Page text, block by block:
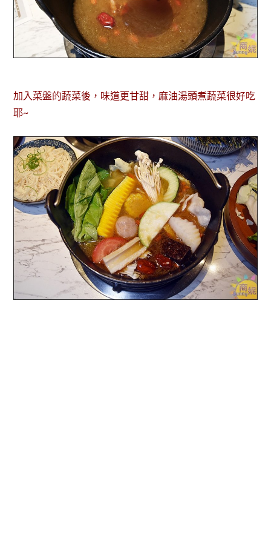
加入菜盤的蔬菜後，味道更甘甜，麻油湯頭煮蔬菜很好吃
耶~